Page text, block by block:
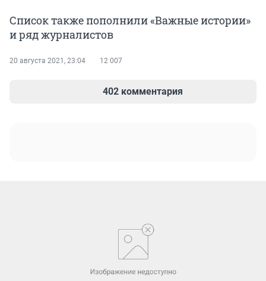
Список также пополнили «Важные истории»
и ряд журналистов
20 августа 2021, 23:04 12 007
402 комментария